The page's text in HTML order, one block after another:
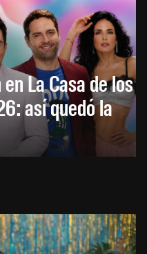
La Casa de los
así quedó la